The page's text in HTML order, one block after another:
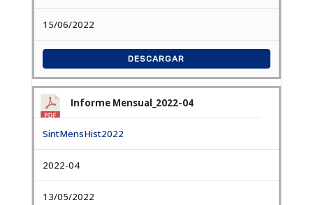
15/06/2022
DESCARGAR
Informe Mensual_2022-04
SintMensHist2022
2022-04
13/05/2022